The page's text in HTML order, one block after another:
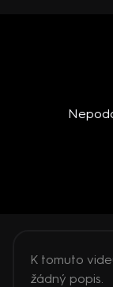
K tomuto
žádný popis.